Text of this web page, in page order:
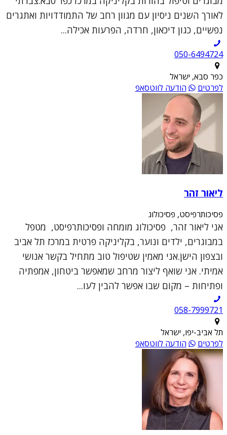
לאורך השנים ניסיון עם מגוון רחב של התמודדויות ואתגרים
נפשיים, כגון דיכאון, חרדה, הפרעות אכילה...
050-6494724
כפר סבא, ישראל
לפרטים
הודעה לווטסאפ
ליאור זהר
פסיכותרפיסט, פסיכולוג
אני ליאור זהר, פסיכולוג מומחה ופסיכותרפיסט, מטפל
במבוגרים, ילדים ונוער, בקליניקה פרטית במרכז תל אביב
ובצפון הישן.אני מאמין שטיפול טוב מתחיל בקשר אנושי
אמיתי. אני שואף ליצור מרחב שמאפשר ביטחון, אמפתיה
ופתיחות – מקום שבו אפשר להבין לעו...
תל אביב-יפו, ישראל
לפרטים
הודעה לווטסאפ